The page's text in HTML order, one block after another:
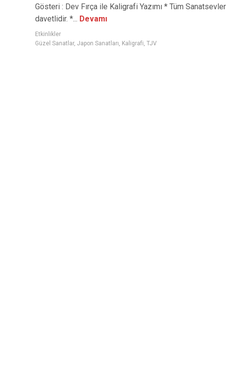
Gösteri : Dev Fırça ile Kaligrafi Yazımı * Tüm Sanatsevler
davetlidir. *... Devamı
Etkinlikler
Güzel Sanatlar, Japon Sanatları, Kaligrafi, TJV